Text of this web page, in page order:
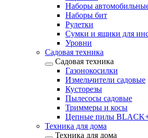
Наборы
Наборы бит
Рулетки
Сумки и ящики для
Уровни
Садовая техника
Садовая техника
Газонокосилки
Измельчители садовые
Кусторезы
Пылесосы садовые
Триммеры и косы
Цепные пилы
Техника для дома
Техника для дома